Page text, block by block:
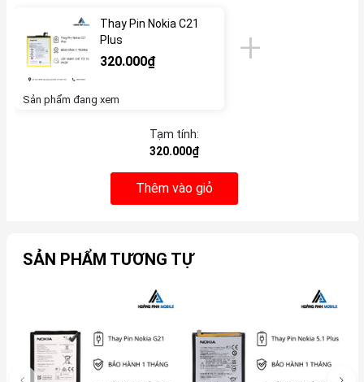
Thay Pin Nokia C21
Plus
320.000₫
Sản phẩm đang xem
Tạm tính:
320.000₫
Thêm vào giỏ
SẢN PHẨM TƯƠNG TỰ